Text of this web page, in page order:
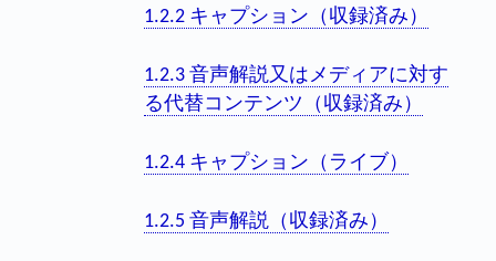
1.2.2 キャプション（収録済み）
1.2.3 音声解説又はメディアに対す
る代替コンテンツ（収録済み）
1.2.4 キャプション（ライブ）
1.2.5 音声解説（収録済み）